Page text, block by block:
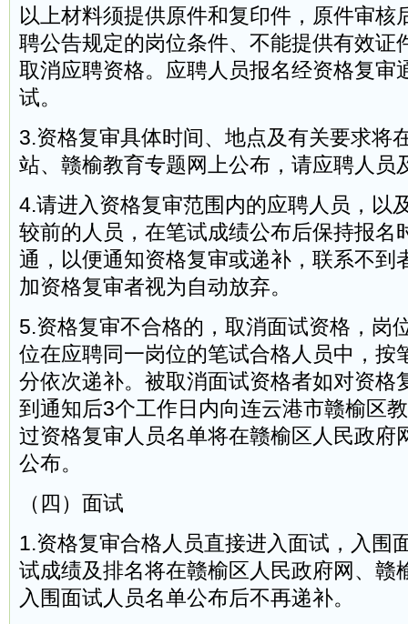
以上材料须提供原件和复印件，原件审核
聘公告规定的岗位条件、不能提供有效证
取消应聘资格。应聘人员报名经资格复审
试。
3.资格复审具体时间、地点及有关要求将
站、赣榆教育专题网上公布，请应聘人员
4.请进入资格复审范围内的应聘人员，以
较前的人员，在笔试成绩公布后保持报名
通，以便通知资格复审或递补，联系不到
加资格复审者视为自动放弃。
5.资格复审不合格的，取消面试资格，岗
位在应聘同一岗位的笔试合格人员中，按
分依次递补。被取消面试资格者如对资格
到通知后3个工作日内向连云港市赣榆区
过资格复审人员名单将在赣榆区人民政府
公布。
（四）面试
1.资格复审合格人员直接进入面试，入围
试成绩及排名将在赣榆区人民政府网、赣
入围面试人员名单公布后不再递补。